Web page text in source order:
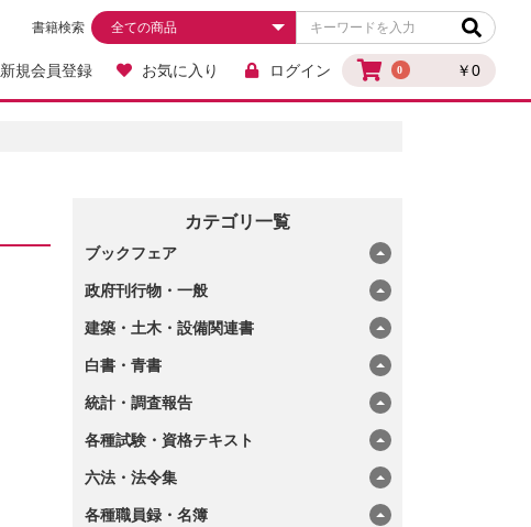
0 ￥0
書籍検索
新規会員登録 お気に入り ログイン
カテゴリ一覧
ブックフェア
政府刊行物・一般
建築・土木・設備関連書
白書・青書
統計・調査報告
各種試験・資格テキスト
六法・法令集
各種職員録・名簿